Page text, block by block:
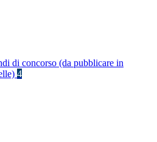
di concorso (da pubblicare in
4